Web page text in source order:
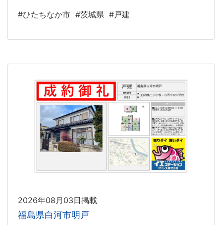
#ひたちなか市 #茨城県 #戸建
2026年08月03日掲載
福島県白河市明戸